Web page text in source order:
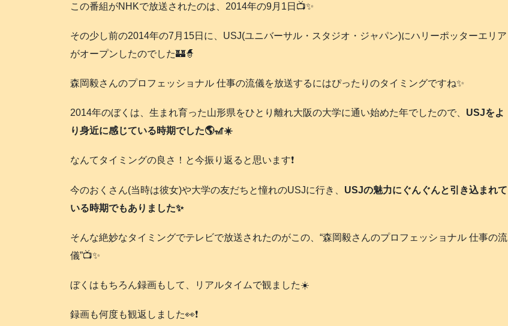
この番組がNHKで放送されたのは、2014年の9月1日📺️✨
その少し前の2014年の7月15日に、USJ(ユニバーサル・スタジオ・ジャパン)にハリーポッターエリア
がオープンしたのでした🏰🧙
森岡毅さんのプロフェッショナル 仕事の流儀を放送するにはぴったりのタイミングですね✨
2014年のぼくは、生まれ育った山形県をひとり離れ大阪の大学に通い始めた年でしたので、 USJをよ
り身近に感じている時期でした🌎️🎢☀️
なんてタイミングの良さ！と今振り返ると思います❗️
今のおくさん(当時は彼女)や大学の友だちと憧れのUSJに行き、 USJの魅力にぐんぐんと引き込まれて
いる時期でもありました✨
そんな絶妙なタイミングでテレビで放送されたのがこの、“森岡毅さんのプロフェッショナル 仕事の流
儀”📺️✨
ぼくはもちろん録画もして、リアルタイムで観ました☀️
録画も何度も観返しました👀❗️